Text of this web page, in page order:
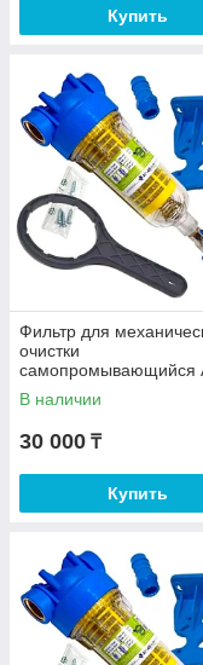
Купить
Фильтр для
очистки
самопромывающийся
HYDRA RLH 90 микрон
В наличии
30 000 ₸
Купить